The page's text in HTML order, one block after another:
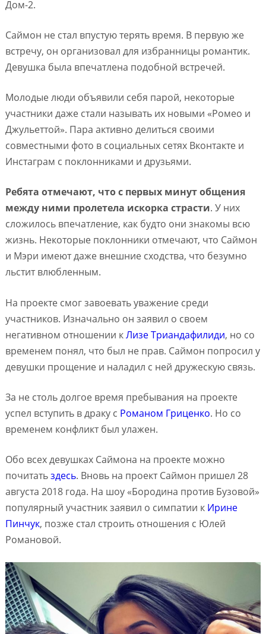
Дом-2.
Саймон не стал впустую терять время. В первую же
встречу, он организовал для избранницы романтик.
Девушка была впечатлена подобной встречей.
Молодые люди объявили себя парой, некоторые
участники даже стали называть их новыми «Ромео и
Джульеттой». Пара активно делиться своими
совместными фото в социальных сетях Вконтакте и
Инстаграм с поклонниками и друзьями.
Ребята отмечают, что с первых минут общения
между ними пролетела искорка страсти. У них
сложилось впечатление, как будто они знакомы всю
жизнь. Некоторые поклонники отмечают, что Саймон
и Мэри имеют даже внешние сходства, что безумно
льстит влюбленным.
На проекте смог завоевать уважение среди
участников. Изначально он заявил о своем
негативном отношении кЛизе Триандафилиди, но со
временем понял, что был не прав. Саймон попросил у
девушки прощение и наладил с ней дружескую связь.
За не столь долгое время пребывания на проекте
успел вступить в драку с Романом Гриценко. Но со
временем конфликт был улажен.
Обо всех девушках Саймона на проекте можно
почитатьздесь. Вновь на проект Саймон пришел 28
августа 2018 года. На шоу «Бородина против Бузовой»
популярный участник заявил о симпатии к Ирине
Пинчук, позже стал строить отношения с Юлей
Романовой.